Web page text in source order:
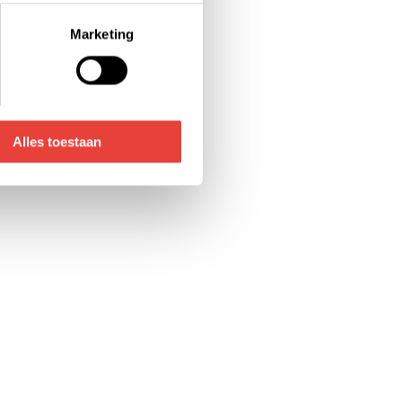
links onderin klikken.
de details pagina.
Marketing
Alles toestaan